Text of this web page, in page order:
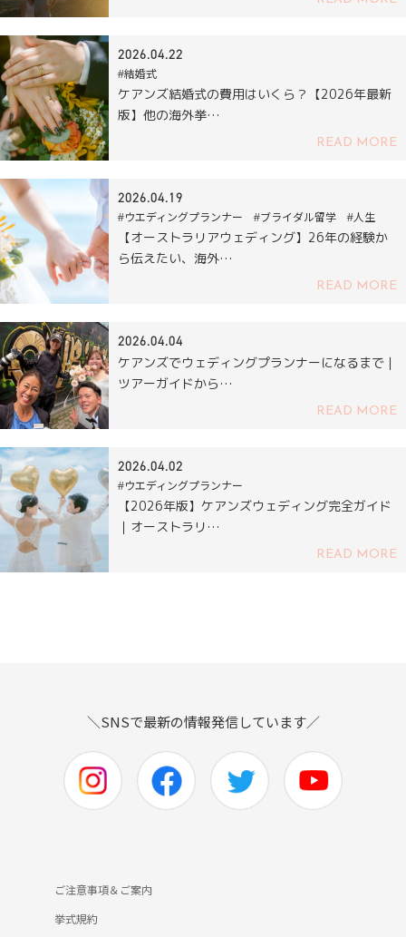
2026.04.22
#結婚式
ケアンズ結婚式の費用はいくら？【2026年最新
版】他の海外挙…
READ MORE
2026.04.19
#ウエディングプランナー #ブライダル留学 #人生
【オーストラリアウェディング】26年の経験か
ら伝えたい、海外…
READ MORE
2026.04.04
ケアンズでウェディングプランナーになるまで｜
ツアーガイドから…
READ MORE
2026.04.02
#ウエディングプランナー
【2026年版】ケアンズウェディング完全ガイド
｜オーストラリ…
READ MORE
＼SNSで最新の情報発信しています／
ご注意事項＆ご案内
挙式規約